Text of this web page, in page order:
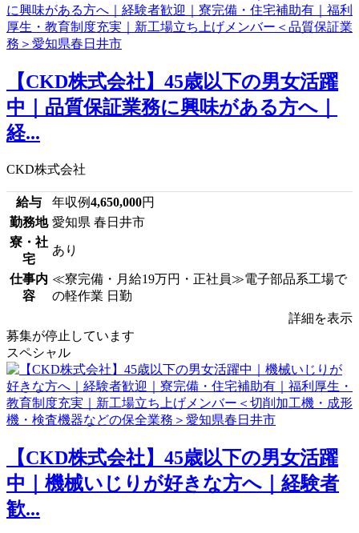
【CKD株式会社】45歳以下の男女活躍
中｜品質保証業務に興味がある方へ｜
経...
CKD株式会社
給与 年収例4,650,000円
勤務地 愛知県 春日井市
寮・社
宅
あり
仕事内
容
≪寮完備・月給19万円・正社員≫電子部品系工場で
の軽作業 日勤
詳細を表示
募集が停止しています
スペシャル
【CKD株式会社】45歳以下の男女活躍
中｜機械いじりが好きな方へ｜経験者
歓...